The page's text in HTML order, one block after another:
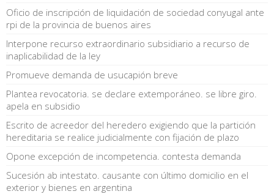
Oficio de inscripción de liquidación de sociedad conyugal ante
rpi de la provincia de buenos aires
Interpone recurso extraordinario subsidiario a recurso de
inaplicabilidad de la ley
Promueve demanda de usucapión breve
Plantea revocatoria. se declare extemporáneo. se libre giro.
apela en subsidio
Escrito de acreedor del heredero exigiendo que la partición
hereditaria se realice judicialmente con fijación de plazo
Opone excepción de incompetencia. contesta demanda
Sucesión ab intestato. causante con último domicilio en el
exterior y bienes en argentina